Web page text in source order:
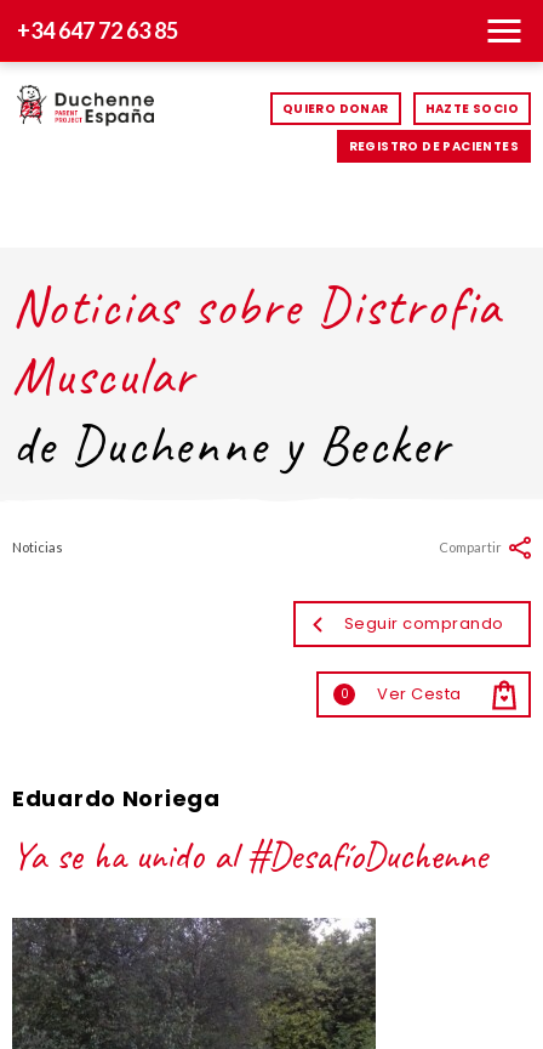
+34 647 72 63 85
QUIERO DONAR HAZTE SOCIO
REGISTRO DE PACIENTES
Noticias sobre Distrofia
Muscular
de Duchenne y Becker
Noticias
Seguir comprando
0 Ver Cesta
Compartir
Eduardo Noriega
Ya se ha unido al #DesafíoDuchenne